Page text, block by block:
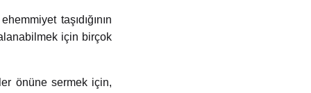
taşıdığının
için birçok
önüne sermek için,